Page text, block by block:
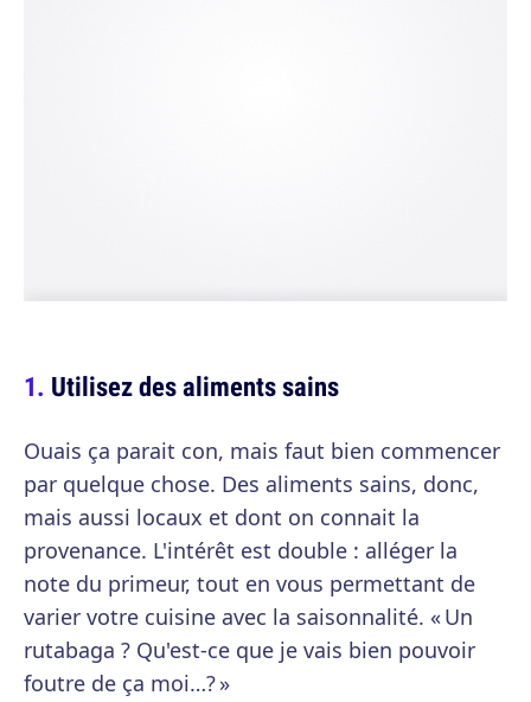
Utilisez des aliments sains
Ouais ça parait con, mais faut bien commencer
par quelque chose. Des aliments sains, donc,
mais aussi locaux et dont on connait la
provenance. L'intérêt est double : alléger la
note du primeur, tout en vous permettant de
varier votre cuisine avec la saisonnalité. « Un
rutabaga ? Qu'est-ce que je vais bien pouvoir
foutre de ça moi…? »